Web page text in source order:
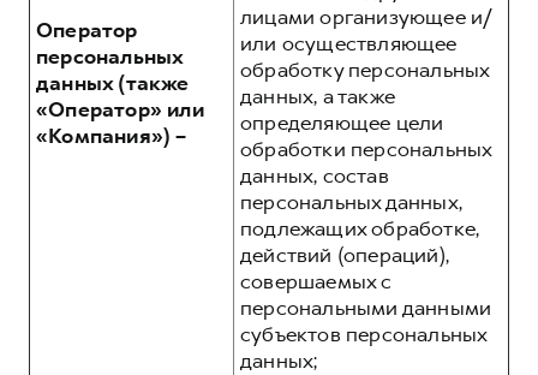
Оператор
персональных
данных (также
«Оператор» или
«Компания») –
лицами организующее и/
или осуществляющее
обработку персональных
данных, а также
определяющее цели
обработки персональных
данных, состав
персональных данных,
подлежащих обработке,
действий (операций),
совершаемых с
персональными данными
субъектов персональных
данных;